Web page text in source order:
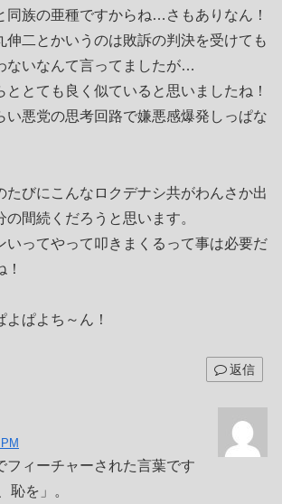
同族の亜種ですからね…さもありなん！
伸二とかいうのは敗訴の判決を受けても
ないなんて言ってましたが…
ととても良く似ていると思いましたね！
い悪党の思考回路で嫌悪感爆発しっぱな
たびにこんなロクデナシ共がわんさか出
間続くだろうと思います。
いってやって叩きまくるって事は必要だ
ぱよち～ん！
返信
フィーチャーされた言葉です
恥を」。